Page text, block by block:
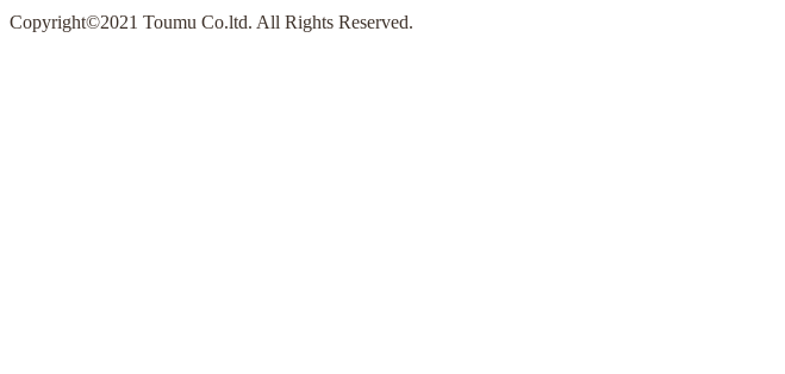
Copyright©2021 Toumu Co.ltd. All Rights Reserved.